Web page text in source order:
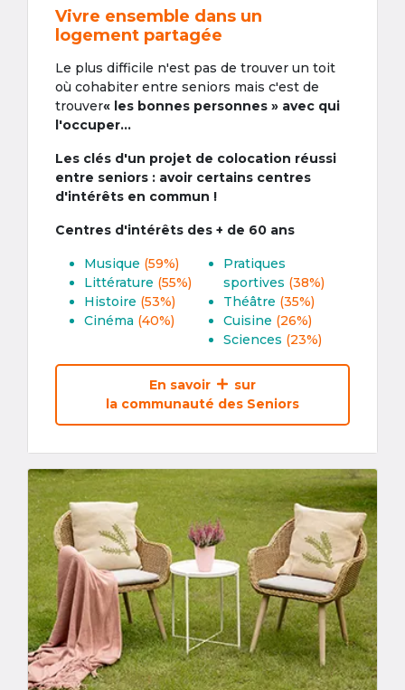
Vivre ensemble dans un
logement partagée
Le plus difficile n'est pas de trouver un toit
où cohabiter entre seniors mais c'est de
trouver« les bonnes personnes » avec qui
l'occuper...
Les clés d'un projet de colocation réussi
entre seniors : avoir certains centres
d'intérêts en commun !
Centres d'intérêts des + de 60 ans
Musique (59%)
Littérature (55%)
Histoire (53%)
Cinéma (40%)
Pratiques
sportives (38%)
Théâtre (35%)
Cuisine (26%)
Sciences (23%)
En savoir
sur
la communauté des Seniors